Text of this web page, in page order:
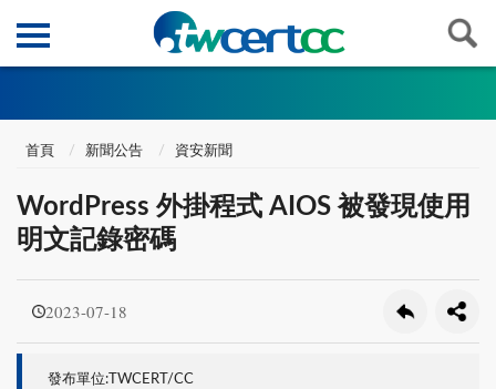
首頁 新聞公告 資安新聞
WordPress 外掛程式 AIOS 被發現使用
明文記錄密碼
2023-07-18
發布單位:TWCERT/CC